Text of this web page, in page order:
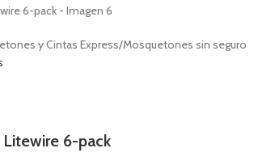
y Cintas Express/Mosquetones sin seguro
6-pack